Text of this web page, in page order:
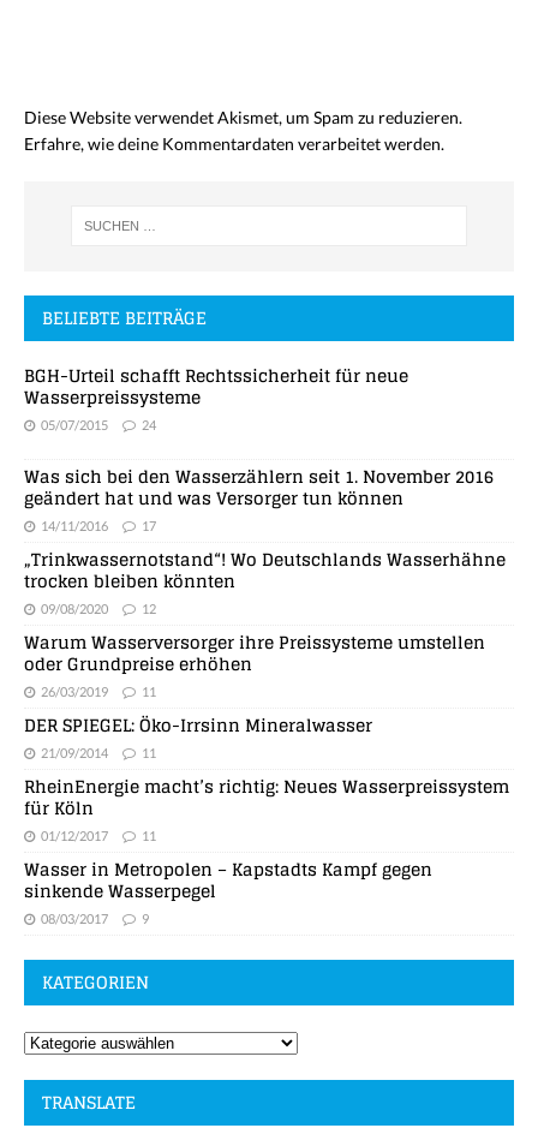
Diese Website verwendet Akismet, um Spam zu reduzieren.
Erfahre, wie deine Kommentardaten verarbeitet werden.
BELIEBTE BEITRÄGE
BGH-Urteil schafft Rechtssicherheit für neue
Wasserpreissysteme
05/07/2015 24
Was sich bei den Wasserzählern seit 1. November 2016
geändert hat und was Versorger tun können
14/11/2016 17
„Trinkwassernotstand“! Wo Deutschlands Wasserhähne
trocken bleiben könnten
09/08/2020 12
Warum Wasserversorger ihre Preissysteme umstellen
oder Grundpreise erhöhen
26/03/2019 11
DER SPIEGEL: Öko-Irrsinn Mineralwasser
21/09/2014 11
RheinEnergie macht’s richtig: Neues Wasserpreissystem
für Köln
01/12/2017 11
Wasser in Metropolen – Kapstadts Kampf gegen
sinkende Wasserpegel
08/03/2017 9
KATEGORIEN
TRANSLATE